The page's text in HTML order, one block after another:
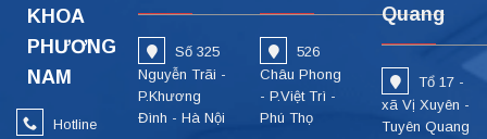
KHOA
PHƯƠNG
NAM
Hotline
Số 325
Nguyễn Trãi -
P.Khương
Đình - Hà Nội
526
Châu Phong
- P.Việt Trì -
Phú Thọ
Quang
Tổ 17 -
xã Vị Xuyên -
Tuyên Quang